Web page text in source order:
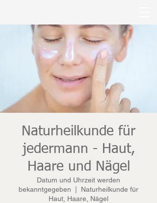
Naturheilkunde für
jedermann - Haut,
Haare und Nägel
Datum und Uhrzeit werden
bekanntgegeben
Naturheilkunde für
Haut, Haare, Nägel